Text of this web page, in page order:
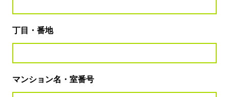
丁目・番地
マンション名・室番号